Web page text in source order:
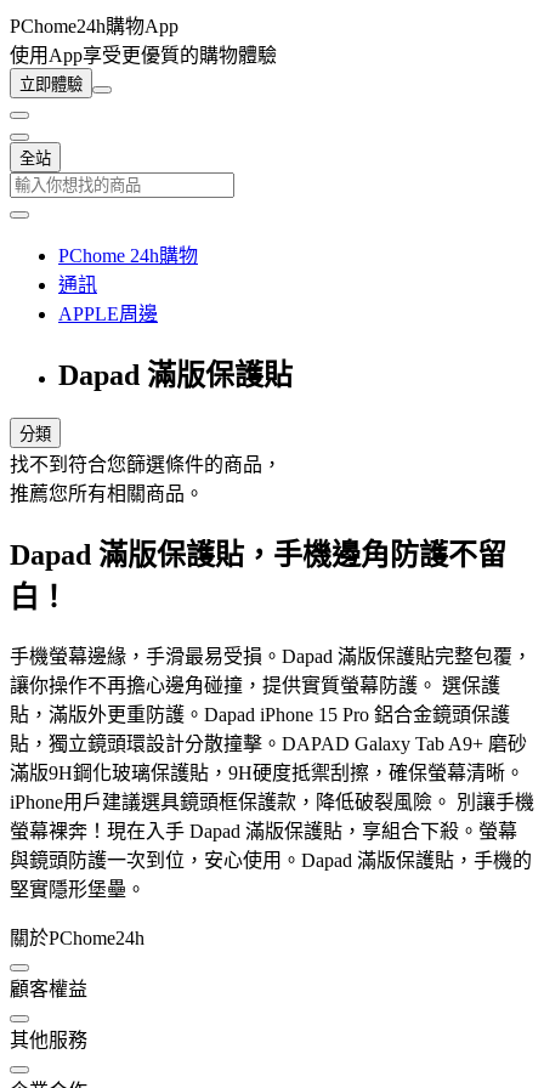
PChome24h購物App
使用App享受更優質的購物體驗
立即體驗
全站
PChome 24h購物
通訊
APPLE周邊
Dapad 滿版保護貼
分類
找不到符合您篩選條件的商品，
推薦您所有相關商品。
Dapad 滿版保護貼，手機邊角防護不留
白！
手機螢幕邊緣，手滑最易受損。Dapad 滿版保護貼完整包覆，
讓你操作不再擔心邊角碰撞，提供實質螢幕防護。 選保護
貼，滿版外更重防護。Dapad iPhone 15 Pro 鋁合金鏡頭保護
貼，獨立鏡頭環設計分散撞擊。DAPAD Galaxy Tab A9+ 磨砂
滿版9H鋼化玻璃保護貼，9H硬度抵禦刮擦，確保螢幕清晰。
iPhone用戶建議選具鏡頭框保護款，降低破裂風險。 別讓手機
螢幕裸奔！現在入手 Dapad 滿版保護貼，享組合下殺。螢幕
與鏡頭防護一次到位，安心使用。Dapad 滿版保護貼，手機的
堅實隱形堡壘。
關於PChome24h
顧客權益
其他服務